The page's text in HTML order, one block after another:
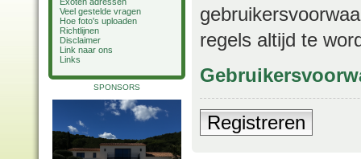
Veel gestelde vragen
Hoe foto's uploaden
Richtlijnen
Disclaimer
Link naar ons
Links
SPONSORS
regels altijd te
Registreren